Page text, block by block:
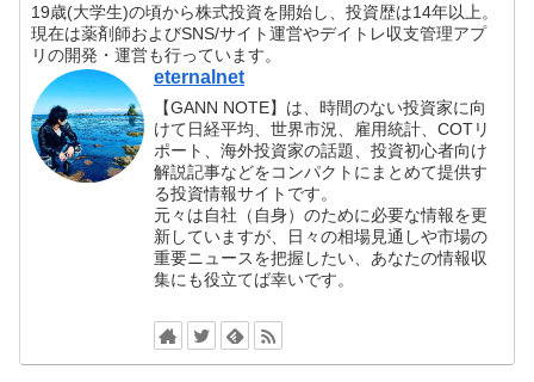
19歳(大学生)の頃から株式投資を開始し、投資歴は14年以上。
現在は薬剤師およびSNS/サイト運営やデイトレ収支管理アプ
リの開発・運営も行っています。
eternalnet
【GANN NOTE】は、時間のない投資家に向
けて日経平均、世界市況、雇用統計、COTリ
ポート、海外投資家の話題、投資初心者向け
解説記事などをコンパクトにまとめて提供す
る投資情報サイトです。
元々は自社（自身）のために必要な情報を更
新していますが、日々の相場見通しや市場の
重要ニュースを把握したい、あなたの情報収
集にも役立てば幸いです。